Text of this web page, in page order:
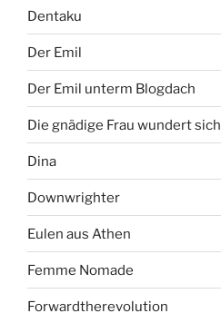
Dentaku
Der Emil
Der Emil unterm Blogdach
Die gnädige Frau wundert sich
Dina
Downwrighter
Eulen aus Athen
Femme Nomade
Forwardtherevolution